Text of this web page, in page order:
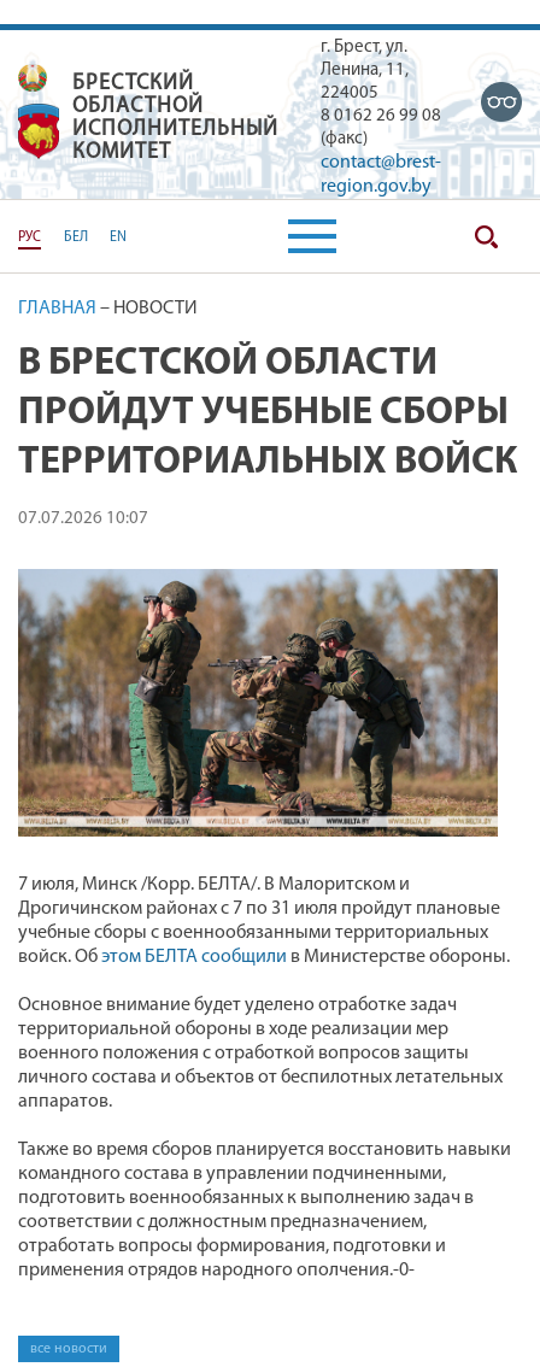
БРЕСТСКИЙ ОБЛАСТНОЙ
БРЕСТСКИЙ
ОБЛАСТНОЙ
ИСПОЛНИТЕЛЬНЫЙ
КОМИТЕТ
г. Брест, ул.
Ленина, 11,
224005
8 0162 26 99 08
(факс)
contact@brest-
region.gov.by
РУС БЕЛ EN
ГЛАВНАЯ – НОВОСТИ
В БРЕСТСКОЙ ОБЛАСТИ
ПРОЙДУТ УЧЕБНЫЕ СБОРЫ
ТЕРРИТОРИАЛЬНЫХ ВОЙСК
07.07.2026 10:07
7 июля, Минск /Корр. БЕЛТА/. В Малоритском и
Дрогичинском районах с 7 по 31 июля пройдут плановые
учебные сборы с военнообязанными территориальных
войск. Обэтом БЕЛТА сообщили в Министерстве обороны.
Основное внимание будет уделено отработке задач
территориальной обороны в ходе реализации мер
военного положения с отработкой вопросов защиты
личного состава и объектов от беспилотных летательных
аппаратов.
Также во время сборов планируется восстановить навыки
командного состава в управлении подчиненными,
подготовить военнообязанных к выполнению задач в
соответствии с должностным предназначением,
отработать вопросы формирования, подготовки и
применения отрядов народного ополчения.-0-
все новости